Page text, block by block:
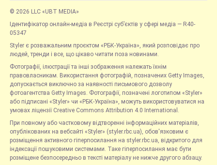
© 2026 LLC «UBT MEDIA»
Ідентифікатор онлайн-медіа в Реєстрі суб’єктів у сфері медіа — R40-
05347
Styler є розважальним проєктом «РБК-Україна», який розповідає про
людей, тренди і все, що цікаво читати поза новинами.
Фотографії, ілюстрації та інші зображення належать їхнім
правовласникам. Використання фотографій, позначених Getty Images,
допускається виключно за наявності письмового дозволу
фотоагентства Getty Images. Фотографії, позначені логотипом «Styler»
або підписані «Styler» чи «РБК-Україна», можуть використовуватися на
умовах ліцензії Creative Commons Attribution 4.0 International.
При повному або частковому відтворенні інформаційних матеріалів,
опублікованих на вебсайті «Styler» (styler.rbc.ua), обов'язковим є
розміщення активного гіперпосилання на styler.rbc.ua, відкритого для
індексації пошуковими системами. Таке гіперпосилання має бути
розміщене безпосередньо в тексті матеріалу не нижче другого абзацу.